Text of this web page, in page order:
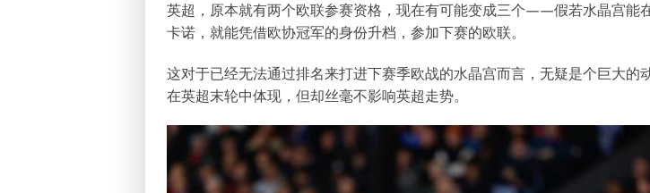
英超，原本就有两个欧联参赛资格，现在有可能变成三个——假若水晶宫能
卡诺，就能凭借欧协冠军的身份升档，参加下赛的欧联。
这对于已经无法通过排名来打进下赛季欧战的水晶宫而言，无疑是个巨大的
在英超末轮中体现，但却丝毫不影响英超走势。